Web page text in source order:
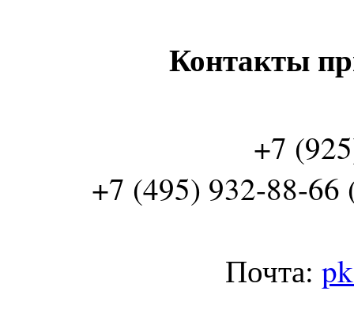
Контакты
+7
+7 (495) 932-88-66
Почта: